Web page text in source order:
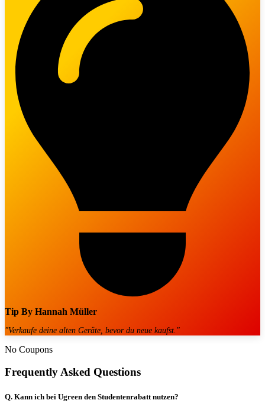
Tip By Hannah Müller
"Verkaufe deine alten Geräte, bevor du neue kaufst."
No Coupons
Frequently Asked Questions
Q. Kann ich bei Ugreen den Studentenrabatt nutzen?